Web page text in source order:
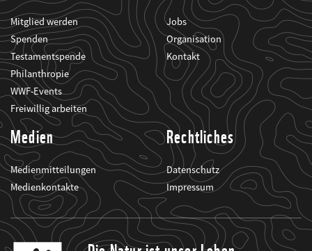
Mitglied werden
Spenden
Testamentspende
Philanthropie
WWF-Events
Freiwillig arbeiten
Jobs
Organisation
Kontakt
Medien
Medienmitteilungen
Medienkontakte
Rechtliches
Datenschutz
Impressum